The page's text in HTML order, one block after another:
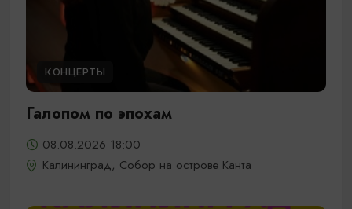
КОНЦЕРТЫ
Галопом по эпохам
08.08.2026 18:00
Калининград, Собор на острове Канта